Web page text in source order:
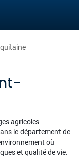
agricoles
le département de
où
et qualité de vie.